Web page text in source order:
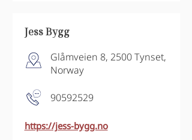
Jess Bygg
Glåmveien 8, 2500 Tynset,
Norway
90592529
https://jess-bygg.no